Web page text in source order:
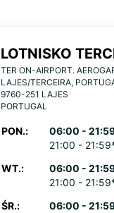
LOTNISKO
TER ON-AIRPORT.
LAJES/TERCEIRA,
9760-251 LAJES
PORTUGAL
PON.:
06:00 -
21:00 -
WT.:
06:00 -
21:00 -
ŚR.:
06:00 -